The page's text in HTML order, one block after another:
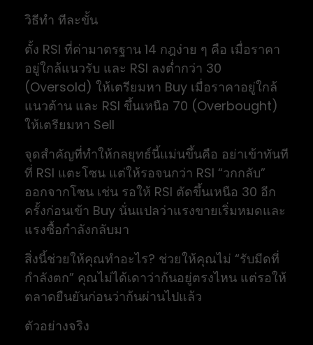
วิธีทำ ทีละขั้น
ตั้ง RSI ที่ค่ามาตรฐาน 14 กฎง่าย ๆ คือ เมื่อราคา
อยู่ใกล้แนวรับ และ RSI ลงต่ำกว่า 30
(Oversold) ให้เตรียมหา Buy เมื่อราคาอยู่ใกล้
แนวต้าน และ RSI ขึ้นเหนือ 70 (Overbought)
ให้เตรียมหา Sell
จุดสำคัญที่ทำให้กลยุทธ์นี้แม่นขึ้นคือ อย่าเข้าทันที
ที่ RSI แตะโซน แต่ให้รอจนกว่า RSI “วกกลับ”
ออกจากโซน เช่น รอให้ RSI ตัดขึ้นเหนือ 30 อีก
ครั้งก่อนเข้า Buy นั่นแปลว่าแรงขายเริ่มหมดและ
แรงซื้อกำลังกลับมา
สิ่งนี้ช่วยให้คุณทำอะไร? ช่วยให้คุณไม่ “รับมีดที่
กำลังตก” คุณไม่ได้เดาว่าก้นอยู่ตรงไหน แต่รอให้
ตลาดยืนยันก่อนว่าก้นผ่านไปแล้ว
ตัวอย่างจริง